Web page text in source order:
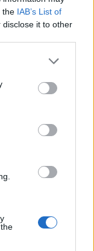
the IAB’s List of
it to other
την
Θράκη -
Κύπρο